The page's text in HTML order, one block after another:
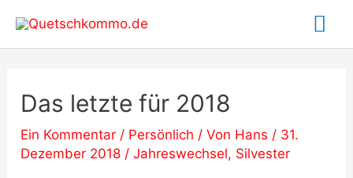
Inhalt
Das letzte für 2018
Ein Kommentar / Persönlich / Von Hans / 31.
Dezember 2018 /Jahreswechsel, Silvester